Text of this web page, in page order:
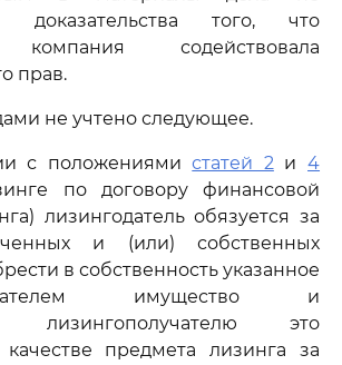
доказательства того, что
компания содействовала
прав.
не учтено следующее.
с положениямистатей 2и4
по договору финансовой
лизингодатель обязуется за
и (или) собственных
в собственность указанное
имущество и
лизингополучателю это
предмета лизинга за